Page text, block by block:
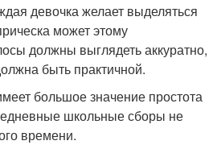
девочка желает выделяться
может этому
должны выглядеть аккуратно,
быть практичной.
большое значение простота
школьные сборы не
времени.